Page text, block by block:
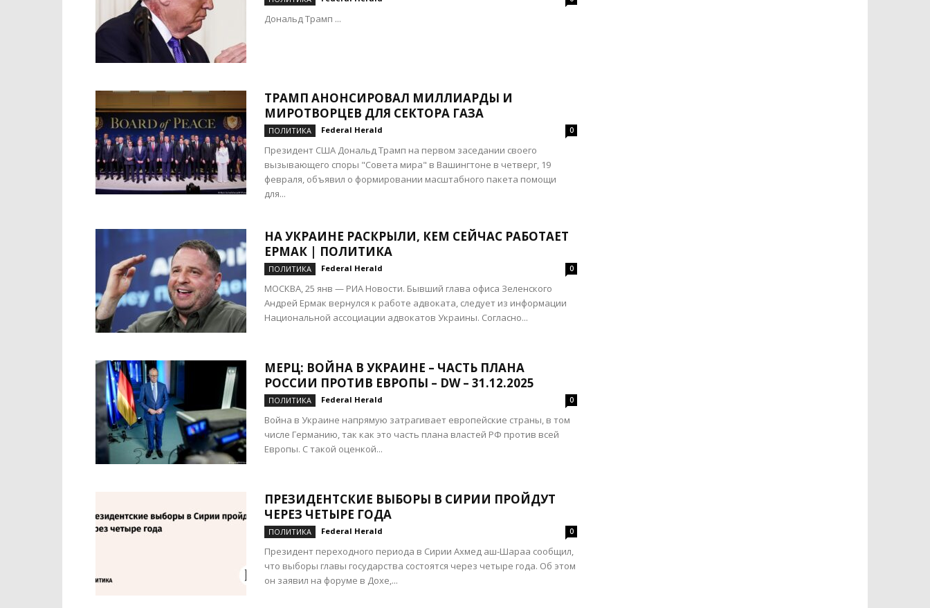
Дональд Трамп ...
ТРАМП АНОНСИРОВАЛ МИЛЛИАРДЫ И
МИРОТВОРЦЕВ ДЛЯ СЕКТОРА ГАЗА
ПОЛИТИКА Federal Herald 0
Президент США Дональд Трамп на первом заседании своего
вызывающего споры "Совета мира" в Вашингтоне в четверг, 19
февраля, объявил о формировании масштабного пакета помощи
для...
НА УКРАИНЕ РАСКРЫЛИ, КЕМ СЕЙЧАС РАБОТАЕТ
ЕРМАК | ПОЛИТИКА
ПОЛИТИКА Federal Herald 0
МОСКВА, 25 янв — РИА Новости. Бывший глава офиса Зеленского
Андрей Ермак вернулся к работе адвоката, следует из информации
Национальной ассоциации адвокатов Украины. Согласно...
МЕРЦ: ВОЙНА В УКРАИНЕ – ЧАСТЬ ПЛАНА
РОССИИ ПРОТИВ ЕВРОПЫ – DW – 31.12.2025
ПОЛИТИКА Federal Herald 0
Война в Украине напрямую затрагивает европейские страны, в том
числе Германию, так как это часть плана властей РФ против всей
Европы. С такой оценкой...
ПРЕЗИДЕНТСКИЕ ВЫБОРЫ В СИРИИ ПРОЙДУТ
ЧЕРЕЗ ЧЕТЫРЕ ГОДА
ПОЛИТИКА Federal Herald 0
Президент переходного периода в Сирии Ахмед аш-Шараа сообщил,
что выборы главы государства состоятся через четыре года. Об этом
он заявил на форуме в Дохе,...